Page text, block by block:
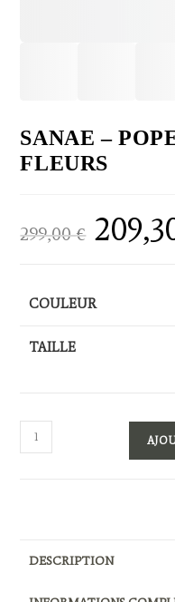
SANAE –
FLEURS
299,00€
Le
prix
initial
COULEUR
TAILLE
quantité
de
FLEURS
DESCRIPTION